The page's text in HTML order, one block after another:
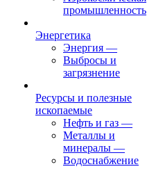
промышленность
Энергетика
Энергия —
Выбросы и
загрязнение
Ресурсы и полезные
ископаемые
Нефть и газ —
Металлы и
минералы —
Водоснабжение